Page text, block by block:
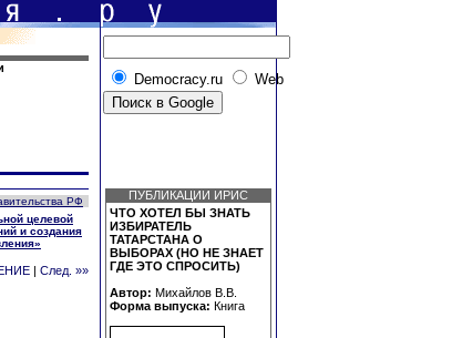
Democracy.ru Web
РФ
целевой
и создания
След. »»
ПУБЛИКАЦИИ ИРИС
ЧТО ХОТЕЛ БЫ ЗНАТЬ
ИЗБИРАТЕЛЬ
ТАТАРСТАНА О
ВЫБОРАХ (НО НЕ ЗНАЕТ
ГДЕ ЭТО СПРОСИТЬ)
Автор: Михайлов В.В.
Форма выпуска: Книга